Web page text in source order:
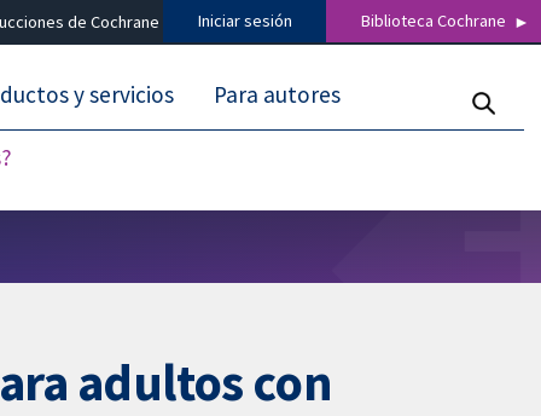
de Cochrane Iniciar sesión Biblioteca Cochrane
y servicios Para autores
adultos con